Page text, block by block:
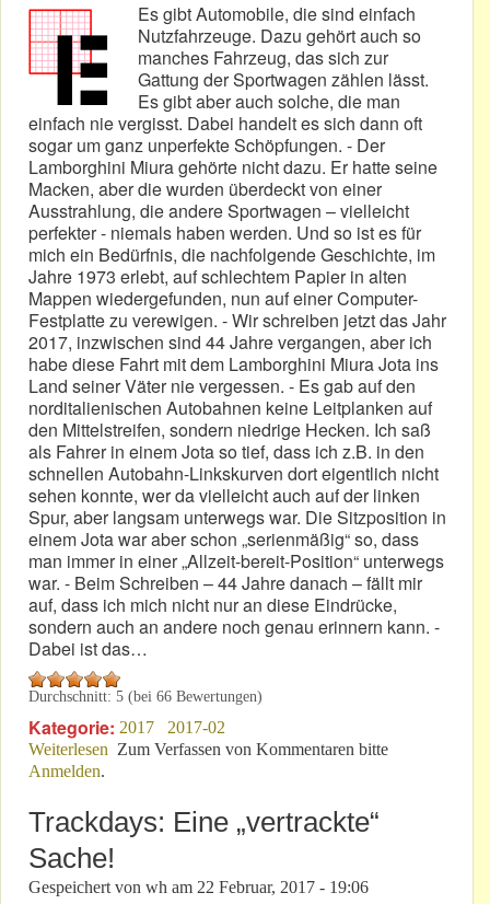
Es gibt Automobile, die sind einfach
Nutzfahrzeuge. Dazu gehört auch so
manches Fahrzeug, das sich zur
Gattung der Sportwagen zählen lässt.
Es gibt aber auch solche, die man
einfach nie vergisst. Dabei handelt es sich dann oft
sogar um ganz unperfekte Schöpfungen. - Der
Lamborghini Miura gehörte nicht dazu. Er hatte seine
Macken, aber die wurden überdeckt von einer
Ausstrahlung, die andere Sportwagen – vielleicht
perfekter - niemals haben werden. Und so ist es für
mich ein Bedürfnis, die nachfolgende Geschichte, im
Jahre 1973 erlebt, auf schlechtem Papier in alten
Mappen wiedergefunden, nun auf einer Computer-
Festplatte zu verewigen. - Wir schreiben jetzt das Jahr
2017, inzwischen sind 44 Jahre vergangen, aber ich
habe diese Fahrt mit dem Lamborghini Miura Jota ins
Land seiner Väter nie vergessen. - Es gab auf den
norditalienischen Autobahnen keine Leitplanken auf
den Mittelstreifen, sondern niedrige Hecken. Ich saß
als Fahrer in einem Jota so tief, dass ich z.B. in den
schnellen Autobahn-Linkskurven dort eigentlich nicht
sehen konnte, wer da vielleicht auch auf der linken
Spur, aber langsam unterwegs war. Die Sitzposition in
einem Jota war aber schon „serienmäßig“ so, dass
man immer in einer „Allzeit-bereit-Position“ unterwegs
war. - Beim Schreiben – 44 Jahre danach – fällt mir
auf, dass ich mich nicht nur an diese Eindrücke,
sondern auch an andere noch genau erinnern kann. -
Dabei ist das…
Durchschnitt: 5 (bei 66 Bewertungen)
Kategorie: 2017
2017-02
Weiterlesen über „Verdamp lang her“
Zum Verfassen von Kommentaren bitte
Anmelden.
Trackdays: Eine „vertrackte“
Sache!
Gespeichert von wh am 22 Februar, 2017 - 19:06